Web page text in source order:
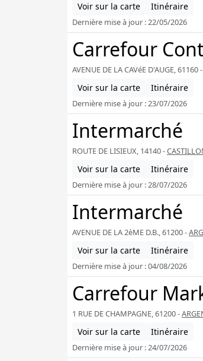
Voir sur la carte Itinéraire
Dernière mise à jour : 22/05/2026
Carrefour
AVENUE DE LA CAVéE D'AUGE, 61160 -
Voir sur la carte Itinéraire
Dernière mise à jour : 23/07/2026
Intermarché
ROUTE DE LISIEUX, 14140 -
Voir sur la carte Itinéraire
Dernière mise à jour : 28/07/2026
Intermarché
AVENUE DE LA 2èME D.B., 61200 -
Voir sur la carte Itinéraire
Dernière mise à jour : 04/08/2026
Carrefour
1 RUE DE CHAMPAGNE, 61200 -
Voir sur la carte Itinéraire
Dernière mise à jour : 24/07/2026